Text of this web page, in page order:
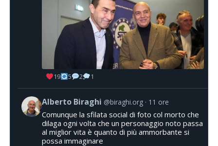
19 5 2 1
Alberto Biraghi @biraghi.org 11 ore
Comunque la sfilata social di foto col morto che
dilaga ogni volta che un personaggio noto passa
al miglior vita è quanto di più ammorbante si
possa immaginare